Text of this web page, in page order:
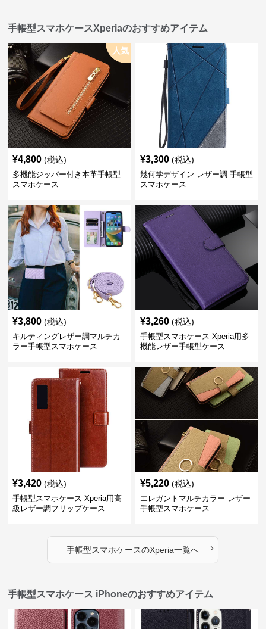
手帳型スマホケースXperiaのおすすめアイテム
人気
¥4,800 (税込)
多機能ジッパー付き本革手帳型
スマホケース
¥3,300 (税込)
幾何学デザイン レザー調 手帳型
スマホケース
¥3,800 (税込)
キルティングレザー調マルチカ
ラー手帳型スマホケース
¥3,260 (税込)
手帳型スマホケース Xperia用多
機能レザー手帳型ケース
¥3,420 (税込)
手帳型スマホケース Xperia用高
級レザー調フリップケース
¥5,220 (税込)
エレガントマルチカラー レザー
手帳型スマホケース
手帳型スマホケースのXperia一覧へ ›
手帳型スマホケース iPhoneのおすすめアイテム